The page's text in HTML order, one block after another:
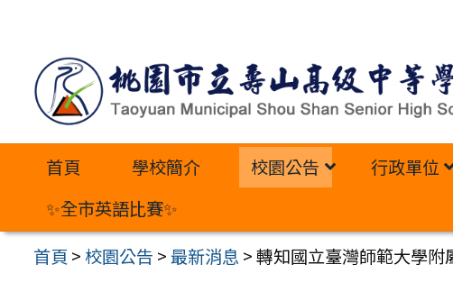
內
首頁 學校簡介 校園公告 行政單位
✨全市英語比賽✨
首頁 >校園公告 >最新消息 >轉知國立臺灣師範大學